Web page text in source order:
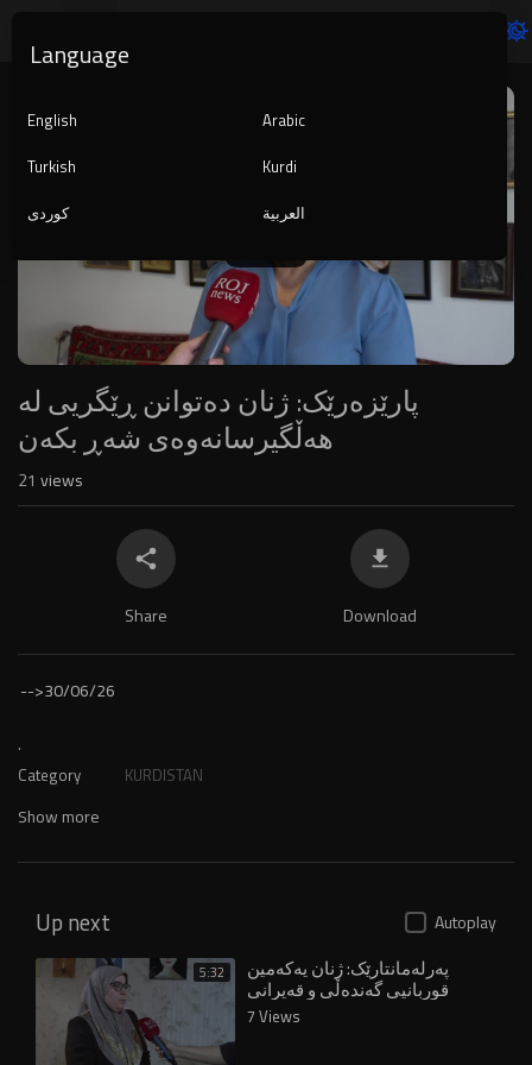
Player
پارێزەرێک: ژنان دەتوانن ڕێگریی لە
هەڵگیرسانەوەی شەڕ بکەن
21 views
Share Download
-->30/06/26
.
Category KURDISTAN
Show more
Up next Autoplay
5:32 پەرلەمانتارێک: ژنان یەکەمین
قوربانیی گەندەڵی و قەیرانی
خزمەتگوزارین
7 Views
Language
English
Arabic
Turkish
Kurdi
کوردی
العربية